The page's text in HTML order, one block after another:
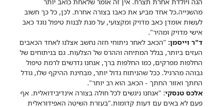
מהשנייה.כל אחד מביע את כאבו בצורה אחרת. לכן, כל כך חשוב
לעשות אומדן כאב מדויק ומקצועי, על מנת לבנות טיפול נוגד כאב
אישי מדויק ומהיר".
ד"ר וייסמן: "הכאב לאחר ניתוחי חזה נחשב אצלנו לאחד הכאבים
העזים ביותר, בגלל המתיחה וההרס של הצלעות. גם בניתוחים של
החלפות מפרקים, כמו החלפות ברך, אנחנו נדרשים לרמת טיפול
גבוהה מהרגיל. ככל שהניתוח גדול יותר, מבחינת ההיקף שלו, גודל
החתך ואזור החתך - הכאב הוא רב יותר".
אלכס טנסקי: "אנחנו ניגשים לכל חולה בצורה אינדיבידואלית. אף
פעם לא באים עם דעות קדומות."בעזרת השיטה האפידוראלית